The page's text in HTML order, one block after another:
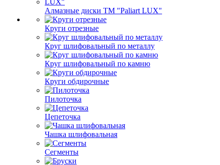
Алмазные диски ТМ "Paliart LUX"
Круги отрезные
Круг шлифовальный по металлу
Круг шлифовальный по камню
Круги обдирочные
Пилоточка
Цепеточка
Чашка шлифовальная
Сегменты